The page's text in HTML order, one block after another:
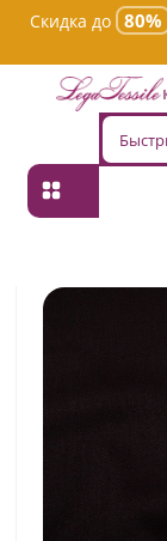
Скидка до 80%
Главная